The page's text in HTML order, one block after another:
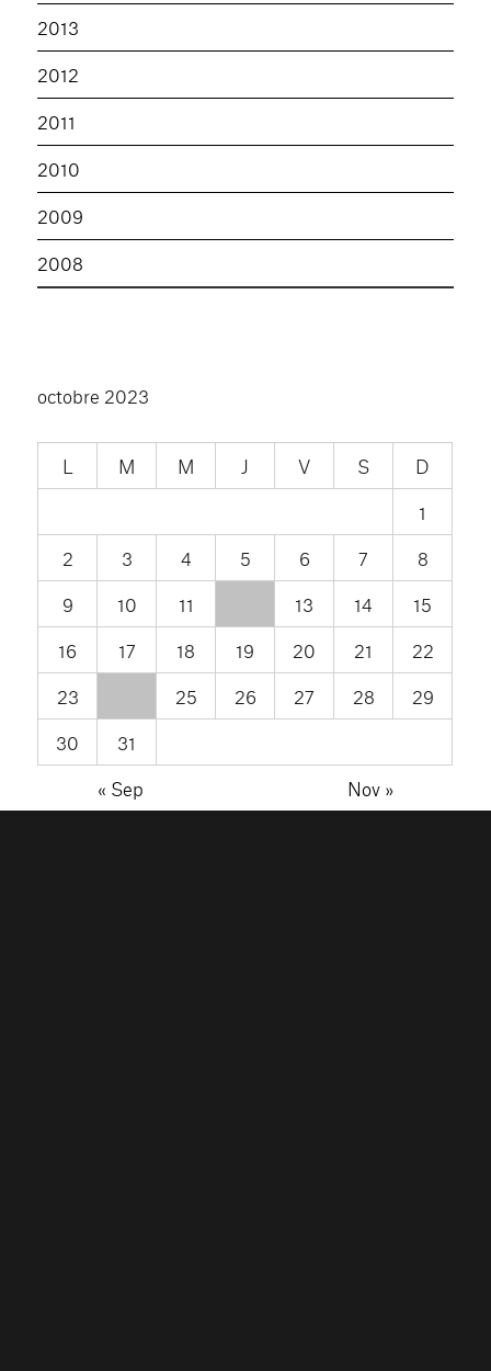
2013
2012
2011
2010
2009
2008
octobre 2023
L M M J V S
D
1
2
3 4 5 6 7
8
9
10 11 13 14
15
16
17 18 19 20 21
22
23
25 26 27 28
29
30
31
« Sep
Nov »